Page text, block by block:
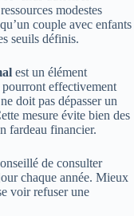
modestes
couple avec enfants
seuils définis.
est un élément
effectivement
doit pas dépasser un
mesure évite bien des
fardeau financier.
de consulter
chaque année. Mieux
voir refuser une